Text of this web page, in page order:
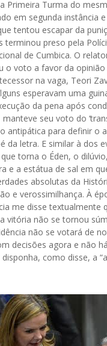
Primeira Turma do
em segunda instância
tentou escapar da
terminou preso pela
de Cumbica. O
o voto a favor da opinião
na vaga, Teori
esperavam uma
da pena após
manteve seu voto do
antipática para definir o
da letra. E similar à dos
torna o Éden, o
e a estátua de sal em
absolutas da
e verossimilhança. À
me disse textualmente
vitória não se tornou
não se votará de
decisões agora e não
como disse, a